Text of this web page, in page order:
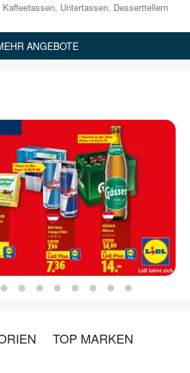
Untertassen, Desserttellern
ANGEBOTE
TOP MARKEN